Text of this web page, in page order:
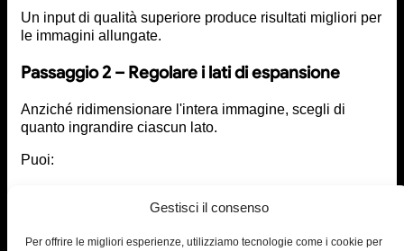
Gestisci il consenso
Per offrire le migliori esperienze, utilizziamo tecnologie come i cookie per
Un input di qualità superiore produce risultati migliori per
le immagini allungate.
Passaggio 2 – Regolare i lati di espansione
Anziché ridimensionare l'intera immagine, scegli di
quanto ingrandire ciascun lato.
Puoi:
Espandere lo spazio inferiore